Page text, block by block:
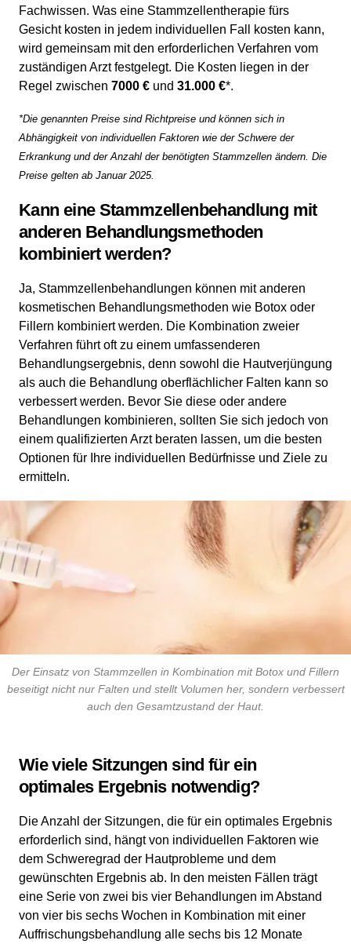
Fachwissen. Was eine Stammzellentherapie fürs
Gesicht kosten in jedem individuellen Fall kosten kann,
wird gemeinsam mit den erforderlichen Verfahren vom
zuständigen Arzt festgelegt. Die Kosten liegen in der
Regel zwischen 7000 € und 31.000 €*.
*Die genannten Preise sind Richtpreise und können sich in
Abhängigkeit von individuellen Faktoren wie der Schwere der
Erkrankung und der Anzahl der benötigten Stammzellen ändern. Die
Preise gelten ab Januar 2025.
Kann eine Stammzellenbehandlung mit
anderen Behandlungsmethoden
kombiniert werden?
Ja, Stammzellenbehandlungen können mit anderen
kosmetischen Behandlungsmethoden wie Botox oder
Fillern kombiniert werden. Die Kombination zweier
Verfahren führt oft zu einem umfassenderen
Behandlungsergebnis, denn sowohl die Hautverjüngung
als auch die Behandlung oberflächlicher Falten kann so
verbessert werden. Bevor Sie diese oder andere
Behandlungen kombinieren, sollten Sie sich jedoch von
einem qualifizierten Arzt beraten lassen, um die besten
Optionen für Ihre individuellen Bedürfnisse und Ziele zu
ermitteln.
Der Einsatz von Stammzellen in Kombination mit Botox und Fillern
beseitigt nicht nur Falten und stellt Volumen her, sondern verbessert
auch den Gesamtzustand der Haut.
Wie viele Sitzungen sind für ein
optimales Ergebnis notwendig?
Die Anzahl der Sitzungen, die für ein optimales Ergebnis
erforderlich sind, hängt von individuellen Faktoren wie
dem Schweregrad der Hautprobleme und dem
gewünschten Ergebnis ab. In den meisten Fällen trägt
eine Serie von zwei bis vier Behandlungen im Abstand
von vier bis sechs Wochen in Kombination mit einer
Auffrischungsbehandlung alle sechs bis 12 Monate